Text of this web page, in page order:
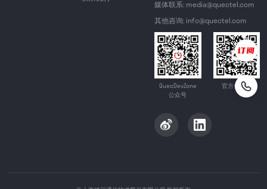
媒体联系: media@quectel.com
其他咨询: info@quectel.com
QuecDevZone
公众号
官方公众号